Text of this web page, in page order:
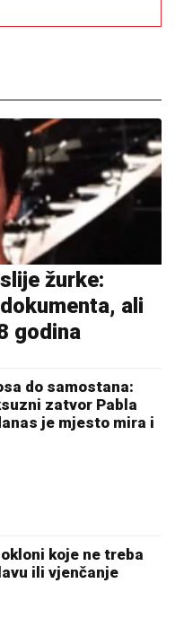
žurke:
ali
godina
do samostana:
zatvor Pabla
je mjesto mira i
koje ne treba
ili vjenčanje